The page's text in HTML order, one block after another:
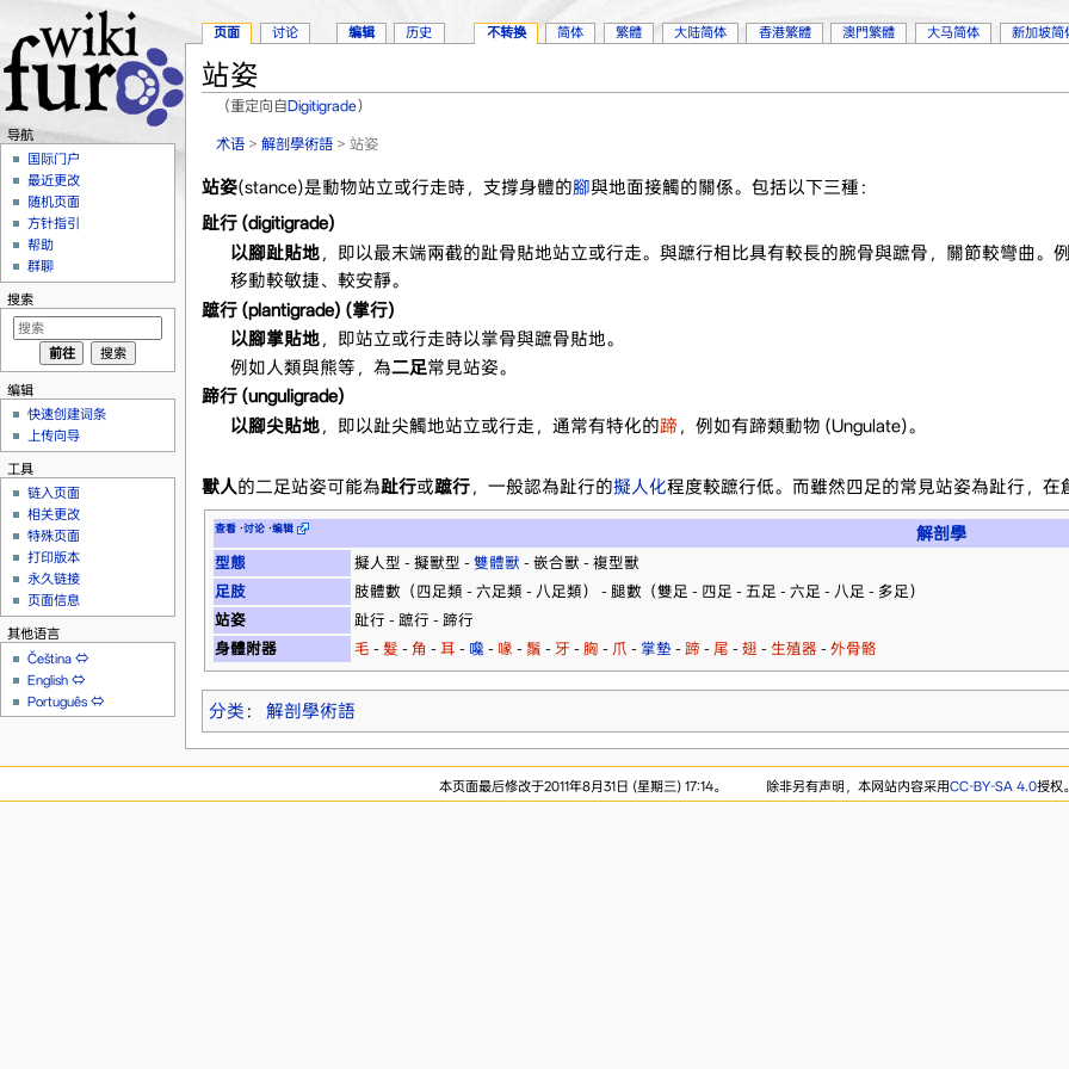
站姿
（重定向自Digitigrade）
术语 >解剖學術語 > 站姿
站姿(stance)是動物站立或行走時，支撐身體的腳與地面接觸的關係。包括以下三種：
趾行 (digitigrade)
以腳趾貼地，即以最末端兩截的趾骨貼地站立或行走。與蹠行相比具有較長的腕骨與蹠骨，關節較彎曲。
移動較敏捷、較安靜。
蹠行 (plantigrade) (掌行)
以腳掌貼地，即站立或行走時以掌骨與蹠骨貼地。
例如人類與熊等，為二足常見站姿。
蹄行 (unguligrade)
以腳尖貼地，即以趾尖觸地站立或行走，通常有特化的蹄 ，例如有蹄類動物 (Ungulate)。
獸人的二足站姿可能為趾行或蹠行，一般認為趾行的擬人化程度較蹠行低。而雖然四足的常見站姿為趾行，在
查看·讨论·编辑 解剖學
型態 擬人型 - 擬獸型 - 雙體獸 - 嵌合獸 - 複型獸
足肢
肢體數（四足類 - 六足類 - 八足類） - 腿數（雙足 - 四足 - 五足 - 六足 - 八足 - 多足）
站姿
趾行 - 蹠行 - 蹄行
身體附器
毛 - 髮 - 角 - 耳 - 嚵 - 喙 - 鬚 - 牙 - 胸 - 爪 - 掌墊 - 蹄 - 尾 - 翅 - 生殖器 - 外骨骼
分类 ： 解剖學術語
页面 讨论 编辑 历史 不转换 简体 繁體 大陆简体 香港繁體 澳門繁體 大马简体 新加坡简
导航
国际门户
最近更改
随机页面
方针指引
帮助
群聊
搜索
编辑
快速创建词条
上传向导
工具
链入页面
相关更改
特殊页面
打印版本
永久链接
页面信息
其他语言
Čeština ⇔
English ⇔
Português ⇔
本页面最后修改于2011年8月31日 (星期三) 17:14。 除非另有声明，本网站内容采用CC-BY-SA 4.0授权。